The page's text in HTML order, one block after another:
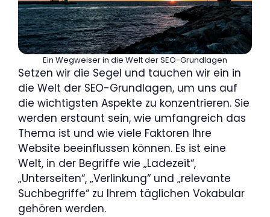
Ein Wegweiser in die Welt der SEO-Grundlagen
Setzen wir die Segel und tauchen wir ein in
die Welt der SEO-Grundlagen, um uns auf
die wichtigsten Aspekte zu konzentrieren. Sie
werden erstaunt sein, wie umfangreich das
Thema ist und wie viele Faktoren Ihre
Website beeinflussen können. Es ist eine
Welt, in der Begriffe wie „Ladezeit“,
„Unterseiten“, „Verlinkung“ und „relevante
Suchbegriffe“ zu Ihrem täglichen Vokabular
gehören werden.